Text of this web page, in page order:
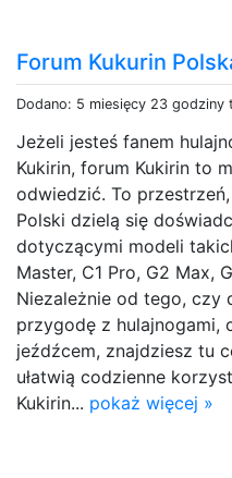
Forum Kukurin
Dodano: 5 miesięcy 23 godziny
Jeżeli jesteś fanem
Kukirin, forum Kukirin to
odwiedzić. To
Polski dzielą się
dotyczącymi modeli
Master, C1 Pro, G2 Max,
Niezależnie od tego, czy
przygodę z hulajnogami,
jeźdźcem, znajdziesz tu
ułatwią codzienne
Kukirin... pokaż więcej »